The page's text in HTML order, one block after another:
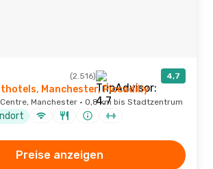
(2.516) 4,7
Manchester, Piccadilly
Manchester · 0,8 km bis Stadtzentrum
Preise anzeigen